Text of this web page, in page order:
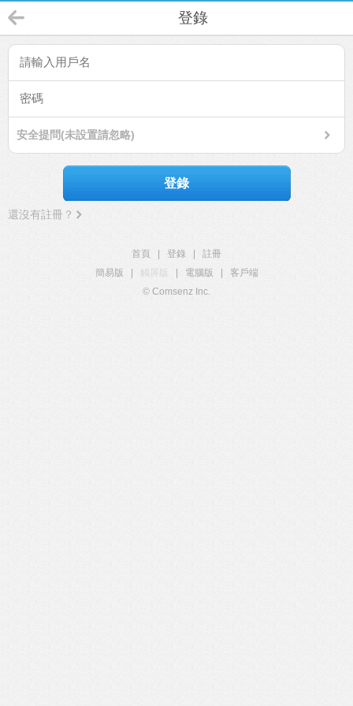
登錄
安全提問(未設置請忽略)
登錄
還沒有註冊？
首頁 登錄
註冊
簡易版
觸屏版 電腦版
客戶端
© Comsenz Inc.